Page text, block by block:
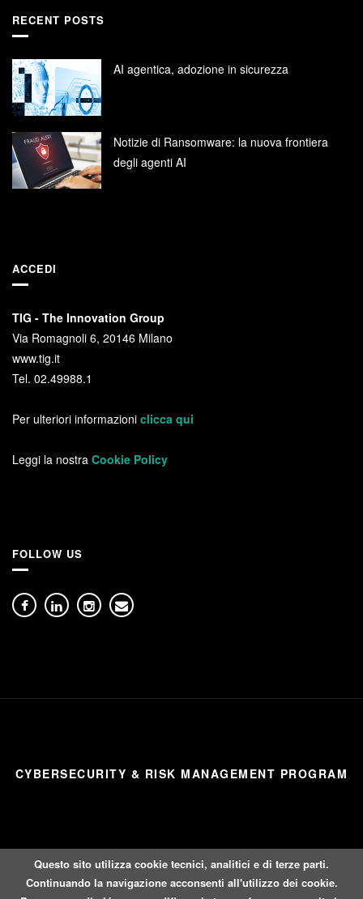
RECENT POSTS
AI agentica, adozione in sicurezza
Notizie di Ransomware: la nuova frontiera
degli agenti AI
ACCEDI
TIG - The Innovation Group
Via Romagnoli 6, 20146 Milano
www.tig.it
Tel. 02.49988.1
Per ulteriori informazioni clicca qui
Leggi la nostra Cookie Policy
FOLLOW US
CYBERSECURITY & RISK MANAGEMENT PROGRAM
Questo sito utilizza cookie tecnici, analitici e di terze parti.
Continuando la navigazione acconsenti all'utilizzo dei cookie.